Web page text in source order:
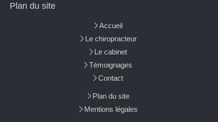
Plan du site
Accueil
Le chiropracteur
Le cabinet
Témoignages
Contact
Plan du site
Mentions légales